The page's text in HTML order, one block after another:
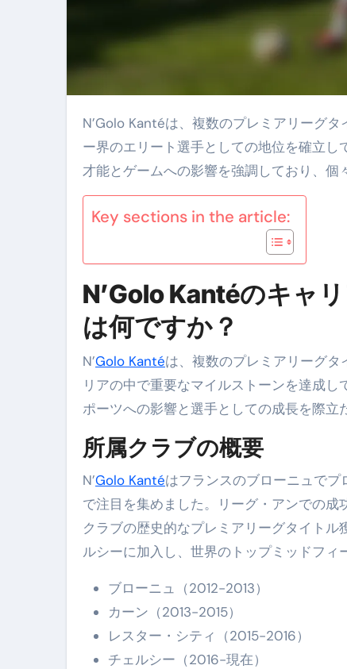
N’Golo Kantéは、複数のプレミアリーグタイトルとフランス代表としてのワールドカップ優勝を誇る、サッカ
ー界のエリート選手としての地位を確立
才能とゲームへの影響を強調しており、
Key sections in the article:
N’Golo Kantéのキャ
は何ですか？
N’Golo Kantéは、複数のプレミアリーグ
リアの中で重要なマイルストーンを達成
ポーツへの影響と選手としての成長を際立
所属クラブの概要
N’Golo Kantéはフランスのブローニュで
で注目を集めました。リーグ・アンでの
クラブの歴史的なプレミアリーグタイト
ルシーに加入し、世界のトップミッドフィ
ブローニュ（2012-2013）
カーン（2013-2015）
レスター・シティ（2015-2016）
チェルシー（2016-現在）